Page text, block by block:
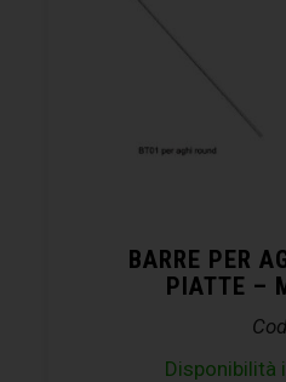
BARRE PER
PIATTE –
Disponibilità